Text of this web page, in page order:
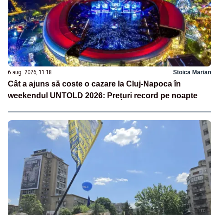
6 aug. 2026, 11:18 Stoica Marian
Cât a ajuns să coste o cazare la Cluj-Napoca în
weekendul UNTOLD 2026: Prețuri record pe noapte